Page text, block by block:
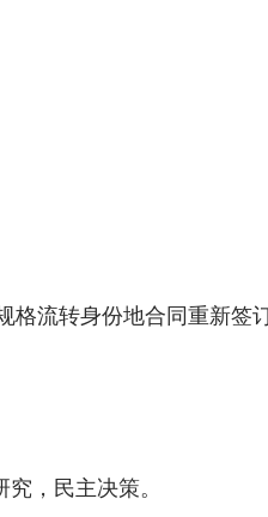
流转身份地合同重新签订
，民主决策。